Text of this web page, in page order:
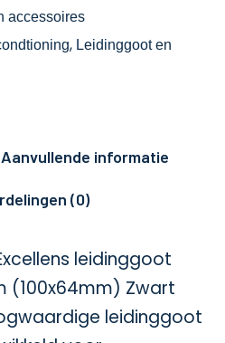
accessoires
, Leidinggoot en
Aanvullende informatie
(0)
leidinggoot
(100x64mm) Zwart
leidinggoot